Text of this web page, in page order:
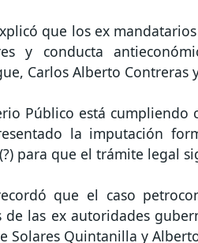
que los ex
y conducta
Carlos Alberto Contreras
Público está cumpliendo
la imputación
para que el trámite legal
que el caso
de las ex autoridades
Solares Quintanilla y